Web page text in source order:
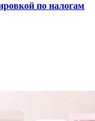
по налогам